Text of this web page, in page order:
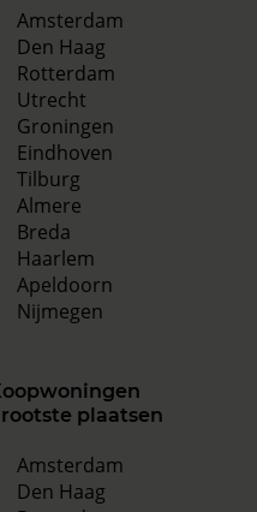
Amsterdam
Den Haag
Rotterdam
Utrecht
Groningen
Eindhoven
Tilburg
Almere
Breda
Haarlem
Apeldoorn
Nijmegen
plaatsen
Amsterdam
Den Haag